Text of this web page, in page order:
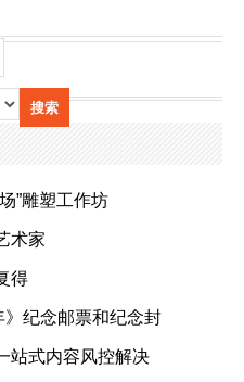
”雕塑工作坊
术家
得
》纪念邮票和纪念封
站式内容风控解决